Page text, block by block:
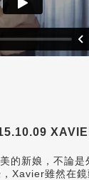
的新娘，不論
Xavier雖然在